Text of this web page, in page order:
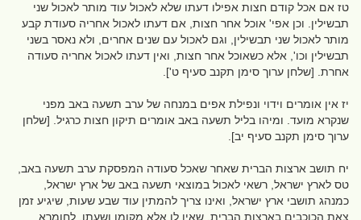
טז אם אכל קודם חצות אפילו דעתו שלא לאכול עוד מותר לאכול שני
תבשילין. וכן אפי' אוכל אחר חצות, אם דעתו לאכול אחריה סעודת קבע
מותר לאכול שני תבשילין, וגם לאכול עם שנים אחרים, ולא נאסר בשני
תבשילין וכו', אלא כשאוכל אחר חצות, ואין דעתו לאכול אחריה סעודה
אחרת. [שלחן ערוך סימן תקנב סעיף ט'].
יז אין אומרים וידוי ונפילת אפים במנחה של ערב תשעה באב מפני
שנקרא מועד. ומיהו בליל תשעה באב אומרים תיקון חצות כרגיל. [שלחן
ערוך סימן תקנב סעיף יב].
יח תושב ארצות הברית שאחר שאכל סעודה המפסקת ערב תשעה באב,
טס לארץ ישראל, רשאי לאכול במוצאי תשעה באב של ארץ ישראל,
כמנהג תושבי ארץ ישראל, ואינו צריך להמתין עוד שבע שעות, שיגיע זמן
צאת הכוכבים בארצות הברית, שאין לו אלא מקומו ושעתו, לחומרא